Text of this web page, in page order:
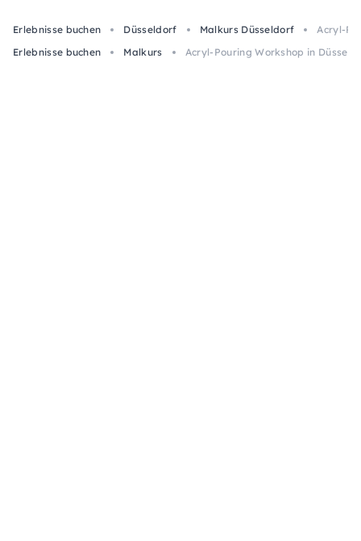
Erlebnisse buchen Düsseldorf Malkurs Düsseldorf
Acryl-
Erlebnisse buchen
Malkurs Acryl-Pouring Workshop in